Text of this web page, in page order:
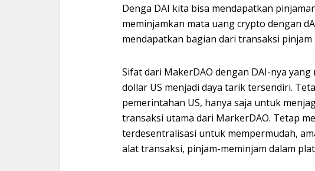
Denga DAI kita bisa mendapatkan
meminjamkan mata uang crypto dengan
mendapatkan bagian dari transaksi
Sifat dari MakerDAO dengan DAI-nya
dollar US menjadi daya tarik tersendiri.
pemerintahan US, hanya saja untuk
transaksi utama dari MarkerDAO. Tetap
terdesentralisasi untuk mempermudah,
alat transaksi, pinjam-meminjam dalam